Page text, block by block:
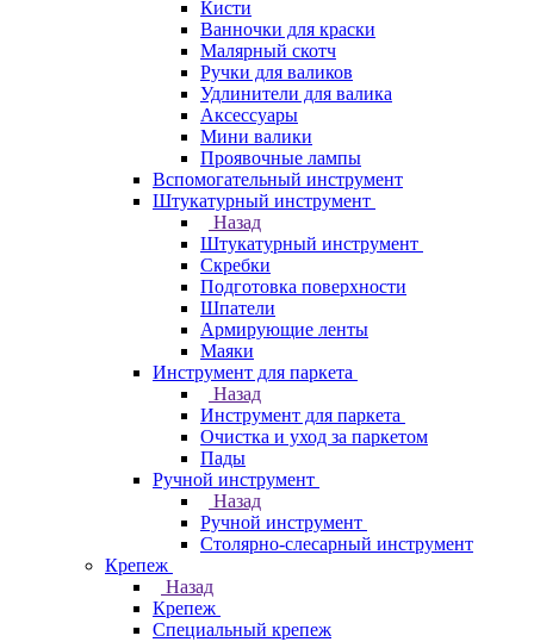
Кисти
Ванночки для краски
Малярный скотч
Ручки для валиков
Удлинители для валика
Аксессуары
Мини валики
Проявочные лампы
Вспомогательный инструмент
Штукатурный инструмент
Назад
Штукатурный инструмент
Скребки
Подготовка поверхности
Шпатели
Армирующие ленты
Маяки
Инструмент для паркета
Назад
Инструмент для паркета
Очистка и уход за паркетом
Пады
Ручной инструмент
Назад
Ручной инструмент
Столярно-слесарный инструмент
Крепеж
Назад
Крепеж
Специальный крепеж